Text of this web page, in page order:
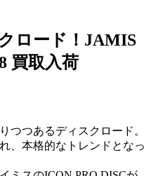
ロード！JAMIS
買取入荷
つつあるディスクロード。
、本格的なトレンドとなっ